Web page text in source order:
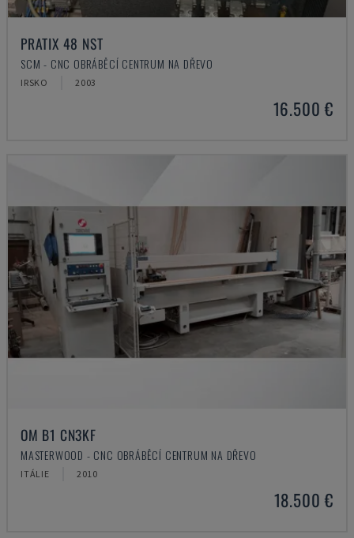
PRATIX 48 NST
SCM - CNC OBRÁBĚCÍ CENTRUM NA DŘEVO
IRSKO 2003
16.500 €
OM B1 CN3KF
MASTERWOOD - CNC OBRÁBĚCÍ CENTRUM NA DŘEVO
ITÁLIE 2010
18.500 €